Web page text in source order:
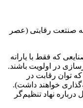
صنتعت رقابتی (عصر
که فقط با یارانه
در اولویت باشند.
توان رقابت در
خواهند داشت).
نهاد تنظیم‌گر